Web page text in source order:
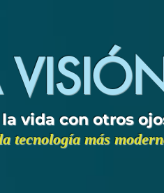
vida con otros
tecnología más